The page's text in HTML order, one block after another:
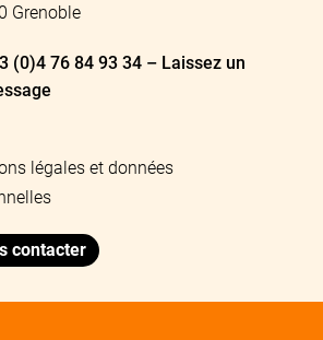
Grenoble
(0)4 76 84 93 34 – Laissez un
légales et données
contacter